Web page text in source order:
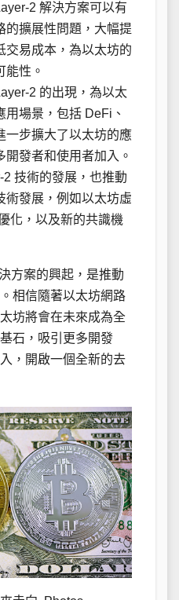
2 解決方案可以有
的擴展性問題，大幅提
交易成本，為以太坊的
能性。
2 的出現，為以太
用場景，包括 DeFi、
一步擴大了以太坊的應
開發者和使用者加入。
2 技術的發展，也推動
術發展，例如以太坊虛
化，以及新的共識機
方案的興起，是推動
相信隨著以太坊網路
坊將會在未來成為全
石，吸引更多開發
，開啟一個全新的去